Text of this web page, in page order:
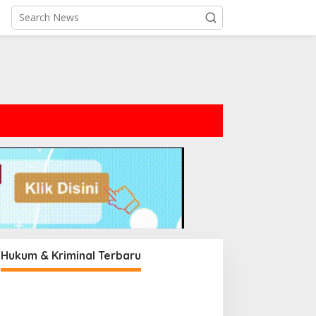
Hukum & Kriminal Terbaru